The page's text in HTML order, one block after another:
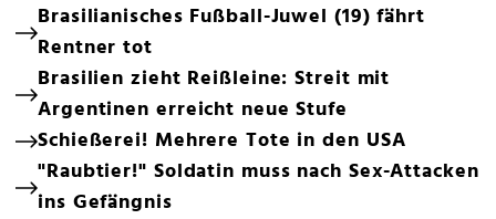
Brasilianisches Fußball-Juwel (19) fährt
Rentner tot
Brasilien zieht Reißleine: Streit mit
Argentinen erreicht neue Stufe
Schießerei! Mehrere Tote in den USA
"Raubtier!" Soldatin muss nach Sex-Attacken
ins Gefängnis